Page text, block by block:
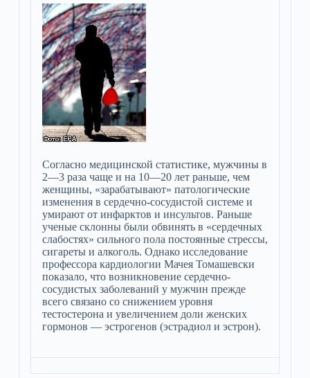
Согласно медицинской статистике, мужчины в
2—3 раза чаще и на 10—20 лет раньше, чем
женщины, «зарабатывают» патологические
изменения в сердечно-сосудистой системе и
умирают от инфарктов и инсультов. Раньше
ученые склонны были обвинять в «сердечных
слабостях» сильного пола постоянные стрессы,
сигареты и алко­голь. Однако исследование
профессора кардиологии Мачея Томашевски
показало, что возникновение сердечно-
сосудистых заболеваний у мужчин прежде
всего связано со снижением уровня
тестостерона и увеличением доли женских
гормонов — эстрогенов (эстрадиол и эстрон).